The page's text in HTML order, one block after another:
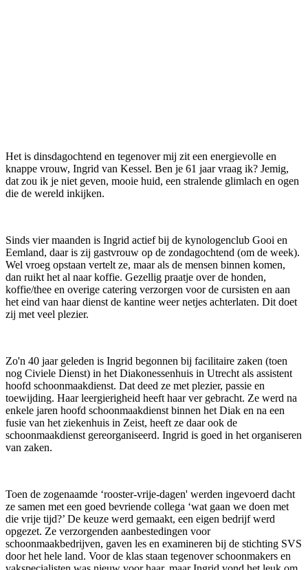
Het is dinsdagochtend en tegenover mij zit een energievolle en
knappe vrouw, Ingrid van Kessel. Ben je 61 jaar vraag ik? Jemig,
dat zou ik je niet geven, mooie huid, een stralende glimlach en ogen
die de wereld inkijken.
Sinds vier maanden is Ingrid actief bij de kynologenclub Gooi en
Eemland, daar is zij gastvrouw op de zondagochtend (om de week).
Wel vroeg opstaan vertelt ze, maar als de mensen binnen komen,
dan ruikt het al naar koffie. Gezellig praatje over de honden,
koffie/thee en overige catering verzorgen voor de cursisten en aan
het eind van haar dienst de kantine weer netjes achterlaten. Dit doet
zij met veel plezier.
Zo'n 40 jaar geleden is Ingrid begonnen bij facilitaire zaken (toen
nog Civiele Dienst) in het Diakonessenhuis in Utrecht als assistent
hoofd schoonmaakdienst. Dat deed ze met plezier, passie en
toewijding. Haar leergierigheid heeft haar ver gebracht. Ze werd na
enkele jaren hoofd schoonmaakdienst binnen het Diak en na een
fusie van het ziekenhuis in Zeist, heeft ze daar ook de
schoonmaakdienst gereorganiseerd. Ingrid is goed in het organiseren
van zaken.
Toen de zogenaamde ‘rooster-vrije-dagen' werden ingevoerd dacht
ze samen met een goed bevriende collega ‘wat gaan we doen met
die vrije tijd?’ De keuze werd gemaakt, een eigen bedrijf werd
opgezet. Ze verzorgenden aanbestedingen voor
schoonmaakbedrijven, gaven les en examineren bij de stichting SVS
door het hele land. Voor de klas staan tegenover schoonmakers en